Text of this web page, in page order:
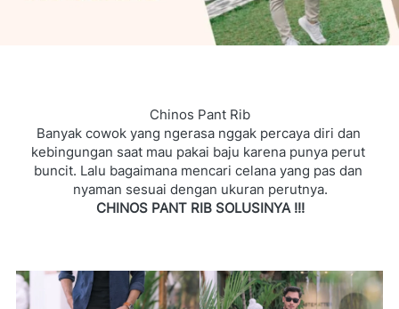
Chinos Pant Rib
Banyak cowok yang ngerasa nggak percaya diri dan
kebingungan saat mau pakai baju karena punya perut
buncit. Lalu bagaimana mencari celana yang pas dan
nyaman sesuai dengan ukuran perutnya.
CHINOS PANT RIB SOLUSINYA !!!